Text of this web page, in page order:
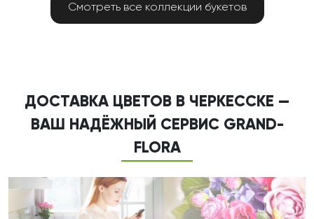
Смотреть все коллекции букетов
ДОСТАВКА ЦВЕТОВ В ЧЕРКЕССКЕ —
ВАШ НАДЁЖНЫЙ СЕРВИС GRAND-
FLORA